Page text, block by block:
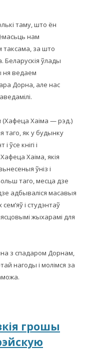
таму, што ён
нам
таксама, за што
ўлады
ня ведаем
Дорна, але нас
(Хафеца Хаіма — рэд.)
таго, як у будынку
кнігі і
Хаіма, якія
ўніз і
таго, месца дзе
адбываліся масавыя
і студэнтаў
жыхарамі для
з спадаром Дорнам,
нагоды і молімся за
грошы